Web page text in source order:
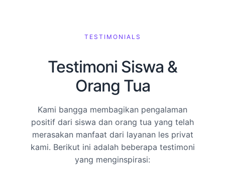
TESTIMONIALS
Testimoni Siswa &
Orang Tua
Kami bangga membagikan pengalaman
positif dari siswa dan orang tua yang telah
merasakan manfaat dari layanan les privat
kami. Berikut ini adalah beberapa testimoni
yang menginspirasi: